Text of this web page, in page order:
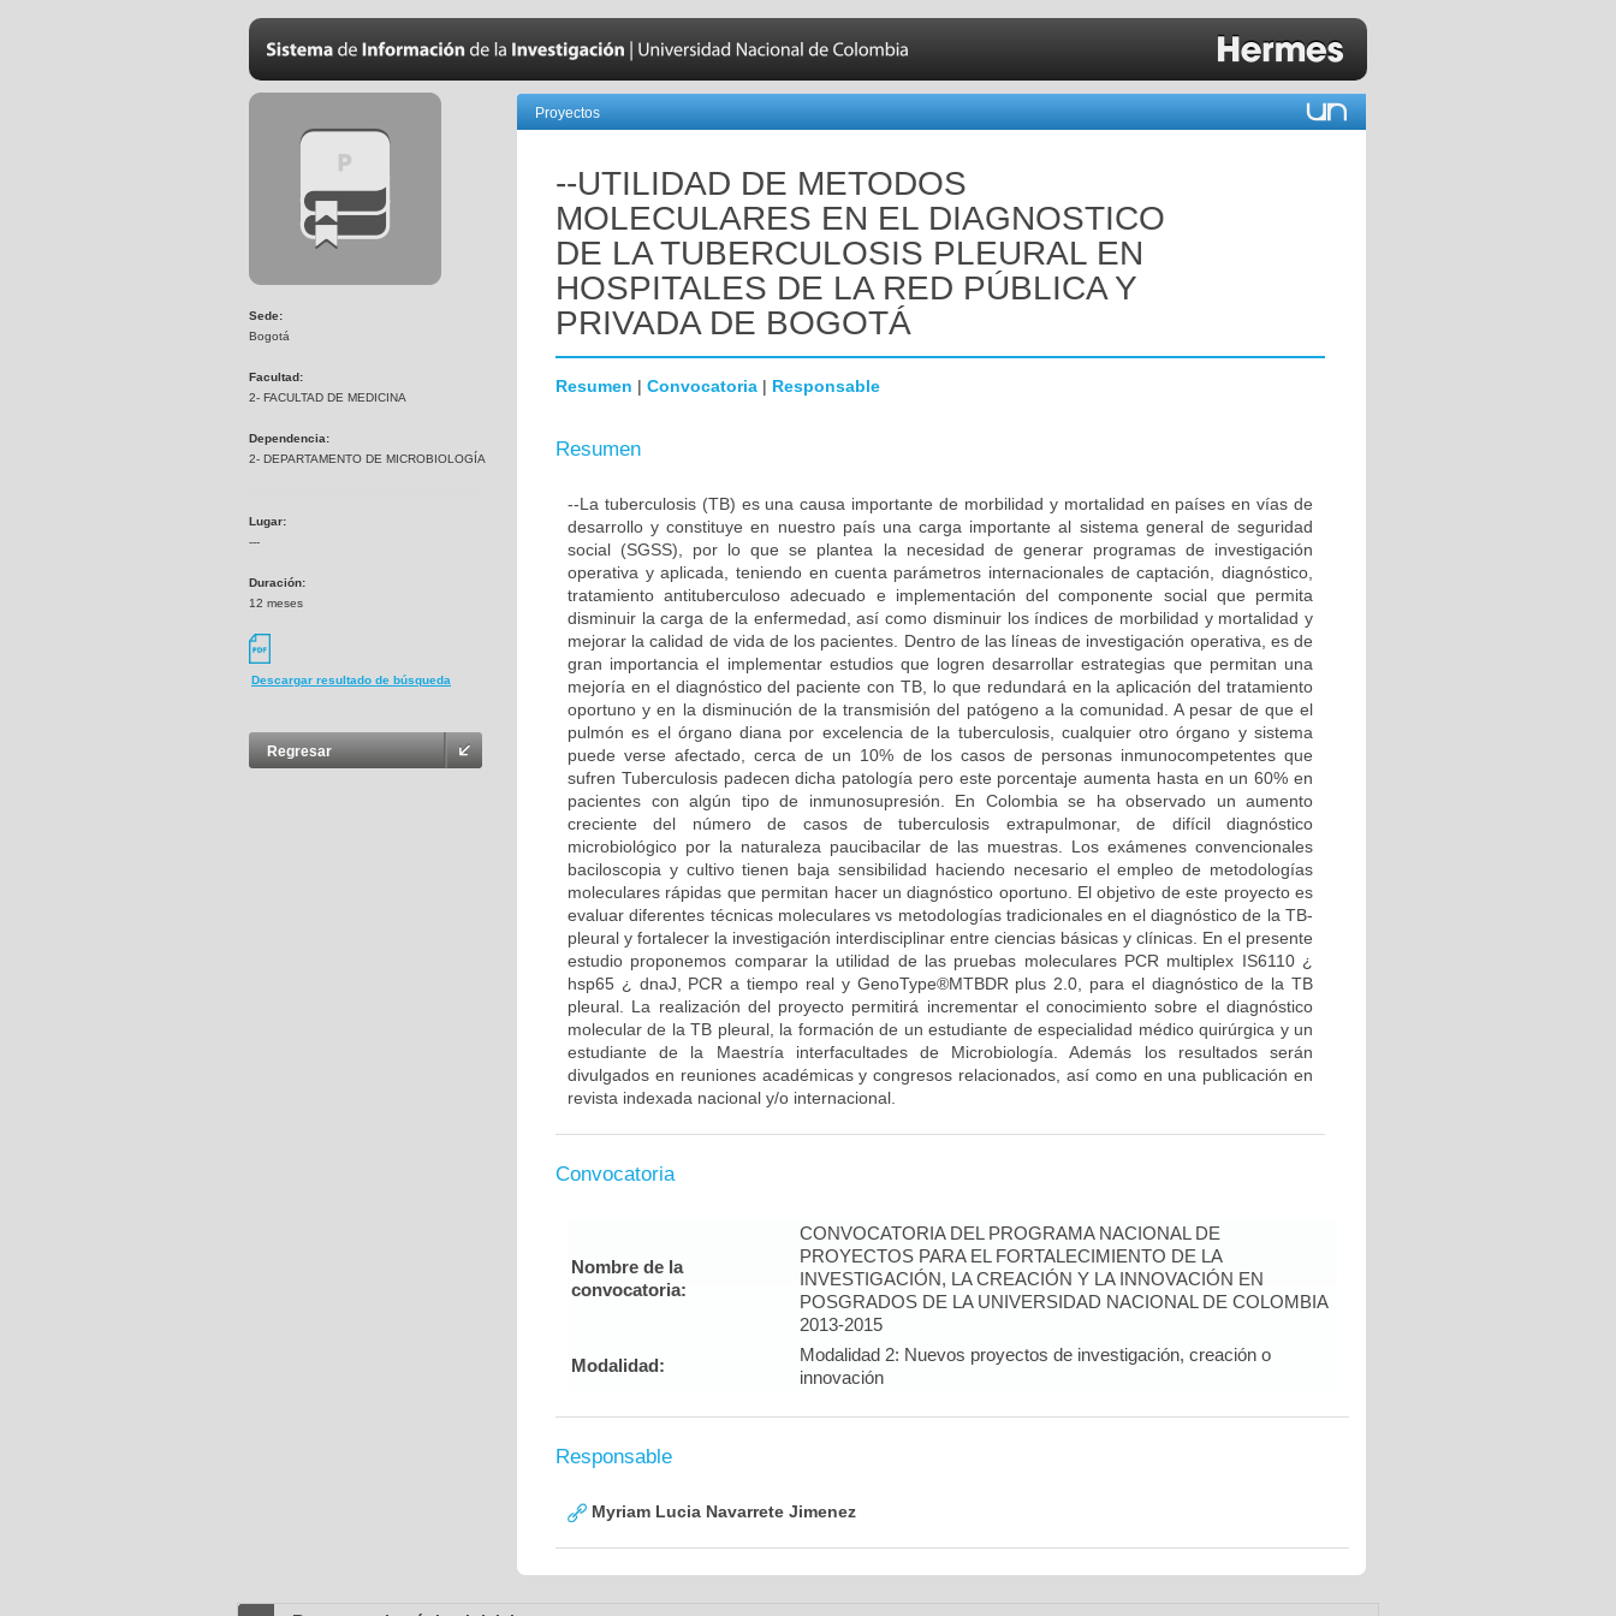
Sede:
Bogotá
Facultad:
2- FACULTAD DE MEDICINA
Dependencia:
2- DEPARTAMENTO DE MICROBIOLOGÍA
Lugar:
---
Duración:
12 meses
Descargar resultado de búsqueda
Regresar
Proyectos
--UTILIDAD DE METODOS
MOLECULARES EN EL DIAGNOSTICO
DE LA TUBERCULOSIS PLEURAL EN
HOSPITALES DE LA RED PÚBLICA Y
PRIVADA DE BOGOTÁ
Resumen | Convocatoria | Responsable
Resumen
--La tuberculosis (TB) es una causa importante de morbilidad y mortalidad en países en vías de
desarrollo y constituye en nuestro país una carga importante al sistema general de seguridad
social (SGSS), por lo que se plantea la necesidad de generar programas de investigación
operativa y aplicada, teniendo en cuenta parámetros internacionales de captación, diagnóstico,
tratamiento antituberculoso adecuado e implementación del componente social que permita
disminuir la carga de la enfermedad, así como disminuir los índices de morbilidad y mortalidad y
mejorar la calidad de vida de los pacientes. Dentro de las líneas de investigación operativa, es de
gran importancia el implementar estudios que logren desarrollar estrategias que permitan una
mejoría en el diagnóstico del paciente con TB, lo que redundará en la aplicación del tratamiento
oportuno y en la disminución de la transmisión del patógeno a la comunidad. A pesar de que el
pulmón es el órgano diana por excelencia de la tuberculosis, cualquier otro órgano y sistema
puede verse afectado, cerca de un 10% de los casos de personas inmunocompetentes que
sufren Tuberculosis padecen dicha patología pero este porcentaje aumenta hasta en un 60% en
pacientes con algún tipo de inmunosupresión. En Colombia se ha observado un aumento
creciente del número de casos de tuberculosis extrapulmonar, de difícil diagnóstico
microbiológico por la naturaleza paucibacilar de las muestras. Los exámenes convencionales
baciloscopia y cultivo tienen baja sensibilidad haciendo necesario el empleo de metodologías
moleculares rápidas que permitan hacer un diagnóstico oportuno. El objetivo de este proyecto es
evaluar diferentes técnicas moleculares vs metodologías tradicionales en el diagnóstico de la TB-
pleural y fortalecer la investigación interdisciplinar entre ciencias básicas y clínicas. En el presente
estudio proponemos comparar la utilidad de las pruebas moleculares PCR multiplex IS6110 ¿
hsp65 ¿ dnaJ, PCR a tiempo real y GenoType®MTBDR plus 2.0, para el diagnóstico de la TB
pleural. La realización del proyecto permitirá incrementar el conocimiento sobre el diagnóstico
molecular de la TB pleural, la formación de un estudiante de especialidad médico quirúrgica y un
estudiante de la Maestría interfacultades de Microbiología. Además los resultados serán
divulgados en reuniones académicas y congresos relacionados, así como en una publicación en
revista indexada nacional y/o internacional.
Convocatoria
Nombre de la
convocatoria:
CONVOCATORIA DEL PROGRAMA NACIONAL DE
PROYECTOS PARA EL FORTALECIMIENTO DE LA
INVESTIGACIÓN, LA CREACIÓN Y LA INNOVACIÓN EN
POSGRADOS DE LA UNIVERSIDAD NACIONAL DE COLOMBIA
2013-2015
Modalidad:
Modalidad 2: Nuevos proyectos de investigación, creación o
innovación
Responsable
Myriam Lucia Navarrete Jimenez